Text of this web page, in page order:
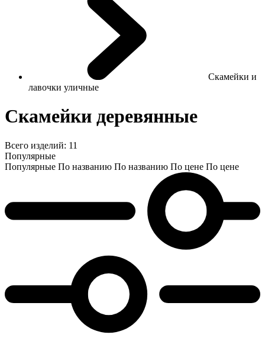
Скамейки и
лавочки уличные
Скамейки деревянные
Всего изделий: 11
Популярные
Популярные По названию По названию По цене По цене